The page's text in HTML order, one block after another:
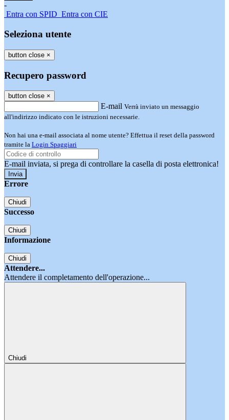
-
Entra con SPID Entra con CIE
Seleziona utente
button close ×
Recupero password
button close ×
E-mail Verrà inviato un messaggio
all'indirizzo indicato con le istruzioni necessarie.
Non hai una e-mail associata al nome utente? Effettua il reset della password
tramite la Login Spaggiari
E-mail inviata, si prega di controllare la casella di posta elettronica!
Errore
Chiudi
Successo
Chiudi
Informazione
Chiudi
Attendere...
Attendere il completamento dell'operazione...
Chiudi